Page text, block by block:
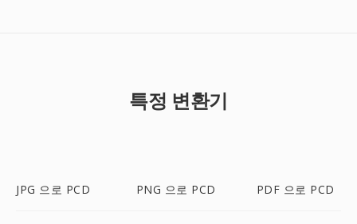
특정 변환기
JPG 으로 PCD PNG 으로 PCD PDF 으로 PCD